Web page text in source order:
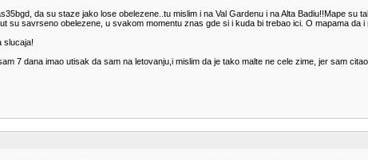
da su staze jako lose obelezene..tu mislim i na Val Gardenu i na Alta Badiu!!Mape
su savrseno obelezene, u svakom momentu znas gde si i kuda bi trebao ici. O mapama
slucaja!
7 dana imao utisak da sam na letovanju,i mislim da je tako malte ne cele zime, jer sam